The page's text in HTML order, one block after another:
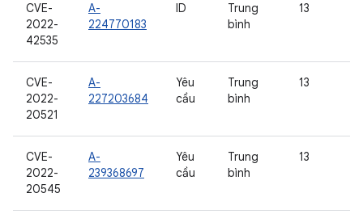
CVE-
2022-
42535
A-
224770183
ID
Trung
bình
13
CVE-
2022-
20521
A-
227203684
Yêu
cầu
Trung
bình
13
CVE-
2022-
20545
A-
239368697
Yêu
cầu
Trung
bình
13